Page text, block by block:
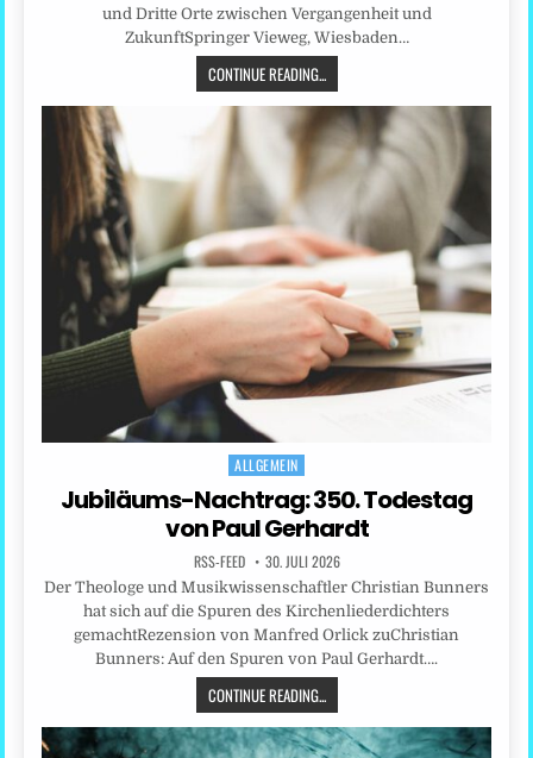
und Dritte Orte zwischen Vergangenheit und
ZukunftSpringer Vieweg, Wiesbaden…
CONTINUE READING...
Posted
in
ALLGEMEIN
Jubiläums-Nachtrag: 350. Todestag
von Paul Gerhardt
RSS-FEED 30. JULI 2026
Der Theologe und Musikwissenschaftler Christian Bunners
hat sich auf die Spuren des Kirchenliederdichters
gemachtRezension von Manfred Orlick zuChristian
Bunners: Auf den Spuren von Paul Gerhardt….
CONTINUE READING...